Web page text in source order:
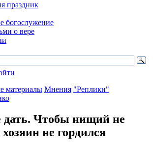
праздник
богослужение
о вере
материалы Мнения "Реплики"
Чтобы нищий не
не гордился